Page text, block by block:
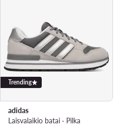
Trending
adidas
Laisvalaikio batai · Pilka